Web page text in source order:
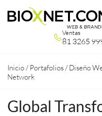
Ventas
81 3265
Inicio /Portafolios /Diseño
Network
Global